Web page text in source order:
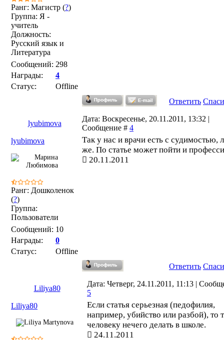
Ранг: Магистр (?)
Группа: Я -
учитель
Должность:
Русский язык и
Литература
Сообщений: 298
Награды:
4
Статус:
Offline
Ответить
lyubimova
Дата: Воскресенье, 20.11.2011, 13:32 |
Сообщение # 4
lyubimova
Ранг: Дошколенок
(?)
Группа:
Пользователи
Сообщений: 10
Награды:
0
Статус:
Offline
Так у нас и врачи есть с судимостью,
же. По статье может пойти и
20.11.2011
Ответить
Liliya80
Дата: Четверг, 24.11.2011, 11:13 |
5
Liliya80
Если статья серьезная (педофилия,
например, убийство или разбой), то
человеку нечего делать в школе.
24.11.2011